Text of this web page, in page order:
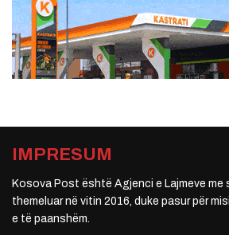
IMPRESUM
Kosova Post është Agjenci e Lajmeve me
themeluar në vitin 2016, duke pasur për
e të paanshëm.